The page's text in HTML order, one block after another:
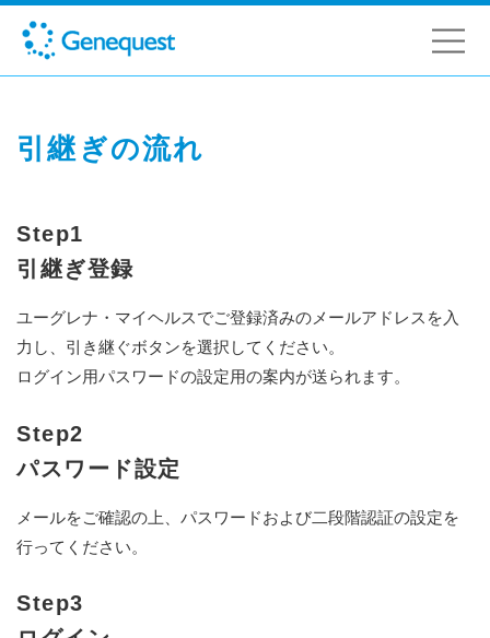
引継ぎの流れ
Step1
引継ぎ登録
ユーグレナ・マイヘルスでご登録済みのメールアドレスを入
力し、引き継ぐボタンを選択してください。
ログイン用パスワードの設定用の案内が送られます。
Step2
パスワード設定
メールをご確認の上、パスワードおよび二段階認証の設定を
行ってください。
Step3